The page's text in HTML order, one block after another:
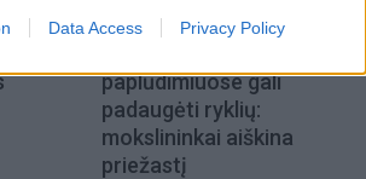
Data Access Privacy Policy
Gyvenimas
paplūdimiuose gali
padaugėti ryklių:
mokslininkai aiškina
priežastį